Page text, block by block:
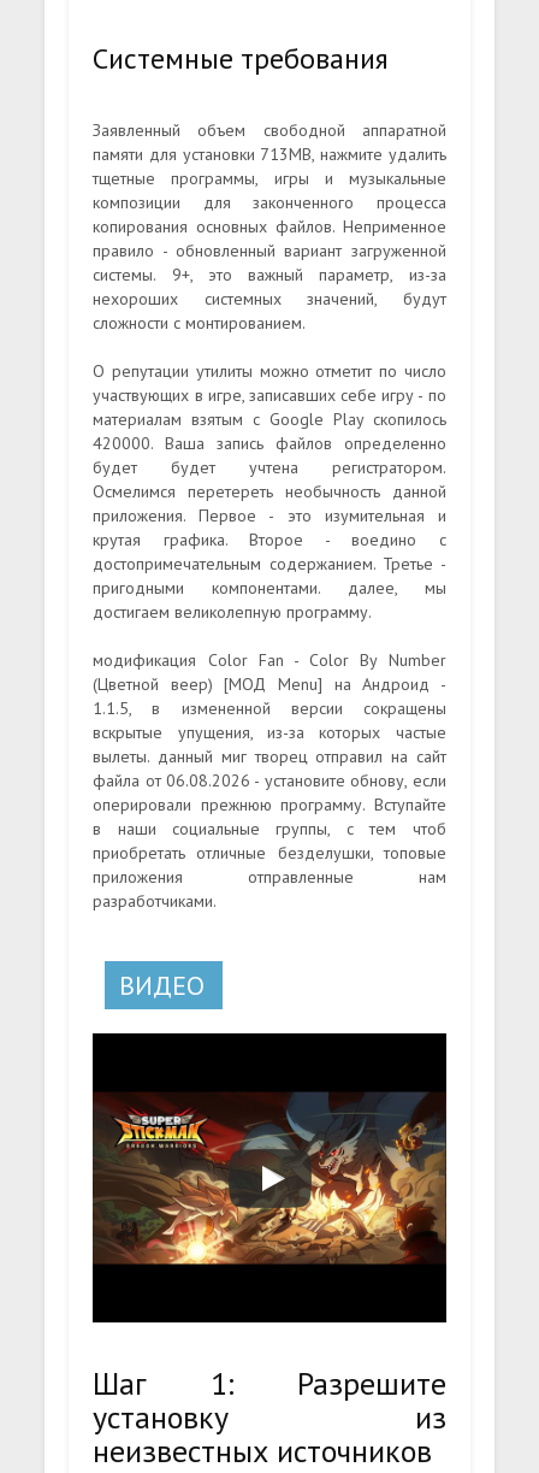
Системные требования
Заявленный объем свободной аппаратной
памяти для установки 713MB, нажмите удалить
тщетные программы, игры и музыкальные
композиции для законченного процесса
копирования основных файлов. Неприменное
правило - обновленный вариант загруженной
системы. 9+, это важный параметр, из-за
нехороших системных значений, будут
сложности с монтированием.
О репутации утилиты можно отметит по число
участвующих в игре, записавших себе игру - по
материалам взятым с Google Play скопилось
420000. Ваша запись файлов определенно
будет будет учтена регистратором.
Осмелимся перетереть необычность данной
приложения. Первое - это изумительная и
крутая графика. Второе - воедино с
достопримечательным содержанием. Третье -
пригодными компонентами. далее, мы
достигаем великолепную программу.
модификация Color Fan - Color By Number
(Цветной веер) [МОД Menu] на Андроид -
1.1.5, в измененной версии сокращены
вскрытые упущения, из-за которых частые
вылеты. данный миг творец отправил на сайт
файла от 06.08.2026 - установите обнову, если
оперировали прежнюю программу. Вступайте
в наши социальные группы, с тем чтоб
приобретать отличные безделушки, топовые
приложения отправленные нам
разработчиками.
ВИДЕО
Шаг 1: Разрешите
установку из
неизвестных источников